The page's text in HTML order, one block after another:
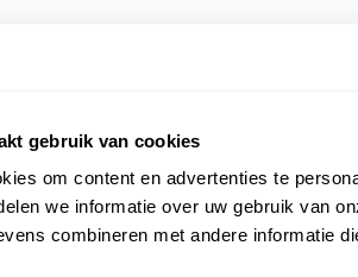
gebruik van cookies
om content en advertenties te
we informatie over uw gebruik van
combineren met andere informatie